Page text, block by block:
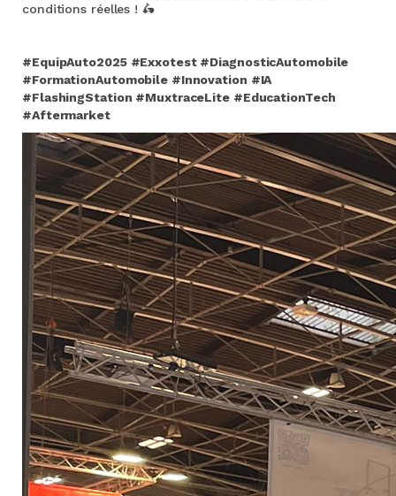
conditions réelles ! 🛵
#EquipAuto2025 #Exxotest #DiagnosticAutomobile
#FormationAutomobile #Innovation #IA
#FlashingStation #MuxtraceLite #EducationTech
#Aftermarket